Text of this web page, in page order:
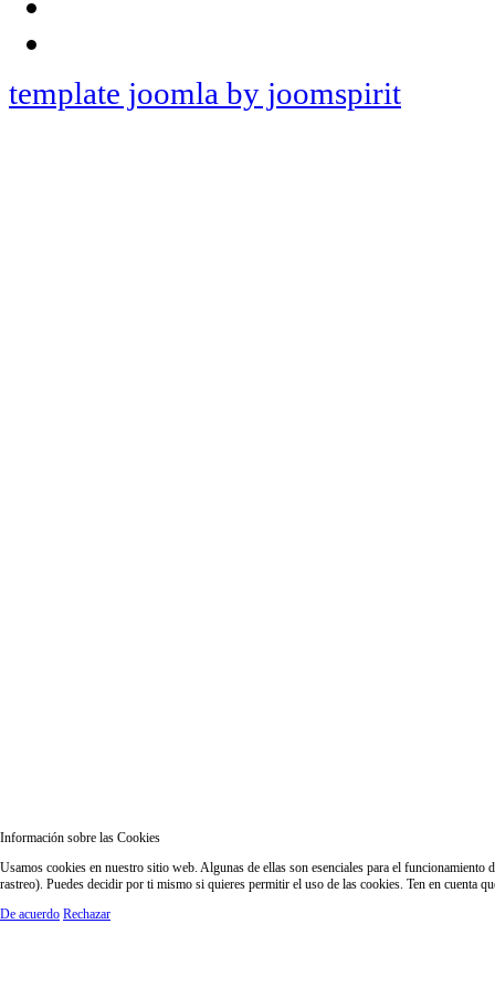
template joomla by joomspirit
Información sobre las Cookies
Usamos cookies en nuestro sitio web. Algunas de ellas son esenciales para el
rastreo). Puedes decidir por ti mismo si quieres permitir el uso de las cookies. Ten en cuenta
De acuerdo Rechazar